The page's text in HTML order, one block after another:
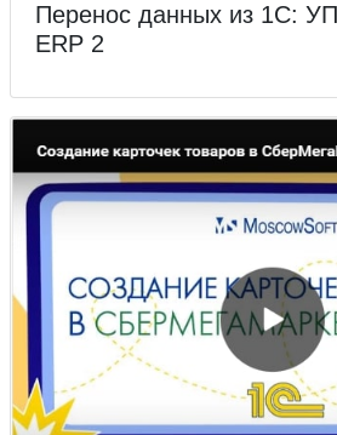
Перенос данных из 1С:
ERP 2